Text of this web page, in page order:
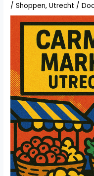
/Shoppen,Utrecht /